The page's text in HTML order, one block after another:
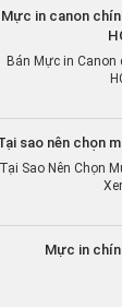
Bán Mực in
Tại Sao Nên Chọn